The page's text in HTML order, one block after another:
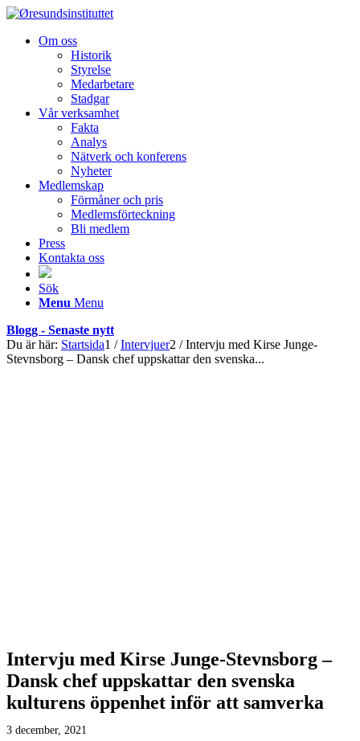
Om oss
Historik
Styrelse
Medarbetare
Stadgar
Vår verksamhet
Fakta
Analys
Nätverk och konferens
Nyheter
Medlemskap
Förmåner och pris
Medlemsförteckning
Bli medlem
Press
Kontakta oss
Sök
Menu Menu
Blogg - Senaste nytt
Du är här: Startsida1 / Intervjuer2 / Intervju med Kirse Junge-
Stevnsborg – Dansk chef uppskattar den svenska...
Intervju med Kirse Junge-Stevnsborg –
Dansk chef uppskattar den svenska
kulturens öppenhet inför att samverka
3 december, 2021